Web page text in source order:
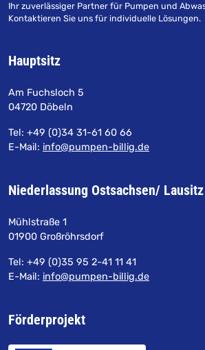
Ihr zuverlässiger Partner für Pumpen und
Kontaktieren Sie uns für individuelle Lösungen.
Hauptsitz
Am Fuchsloch 5
04720 Döbeln
Tel: +49 (0)34 31-61 60 66
E-Mail: info@pumpen-billig.de
Niederlassung Ostsachsen/ Lausitz
Mühlstraße 1
01900 Großröhrsdorf
Tel: +49 (0)35 95 2-41 11 41
E-Mail: info@pumpen-billig.de
Förderprojekt